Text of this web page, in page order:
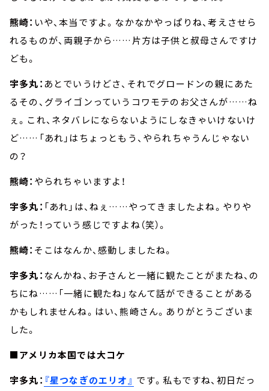
熊崎： いや、本当ですよ。なかなかやっぱりね、考えさせら
れるものが、両親子から……片方は子供と叔母さんですけ
ども。
宇多丸： あとでいうけどさ、それでグロードンの親にあた
るその、グライゴンっていうコワモテのお父さんが……ね
ぇ。これ、ネタバレにならないようにしなきゃいけないけ
ど……「あれ」はちょっともう、やられちゃうんじゃない
の？
熊崎： やられちゃいますよ！
宇多丸： 「あれ」は、ねぇ……やってきましたよね。やりや
がった！っていう感じですよね（笑）。
熊崎： そこはなんか、感動しましたね。
宇多丸： なんかね、お子さんと一緒に観たことがまたね、の
ちにね……「一緒に観たね」なんて話ができることがある
かもしれませんね。はい、熊崎さん。ありがとうございま
した。
■アメリカ本国では大コケ
宇多丸： 『星つなぎのエリオ』 です。私もですね、初日だっ